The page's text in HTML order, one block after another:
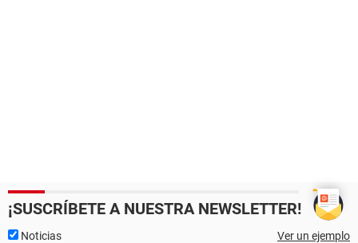
¡SUSCRÍBETE A NUESTRA NEWSLETTER!
Noticias Ver un ejemplo